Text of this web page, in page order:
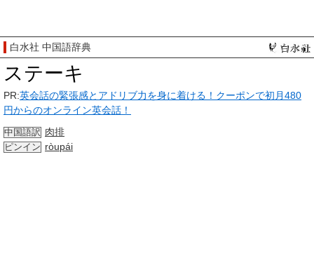
白水社 中国語辞典
ステーキ
PR:英会話の緊張感とアドリブ力を身に着ける！クーポンで初月480
円からのオンライン英会話！
中国語訳 肉排
ピンイン ròupái